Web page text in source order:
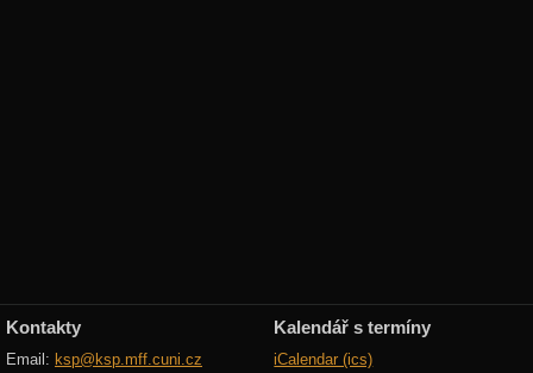
Kontakty
Email: ksp@ksp.mff.cuni.cz
Kalendář s termíny
iCalendar (ics)